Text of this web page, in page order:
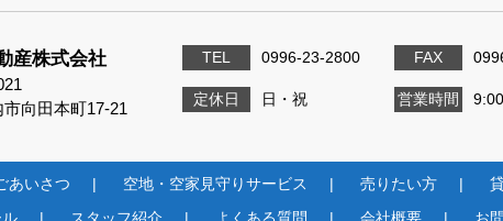
産株式会社
向田本町17-21
TEL 0996-23-2800 FAX
定休日 日・祝 営業時間
あいさつ 空地・空家見守りサービス 売りたい方